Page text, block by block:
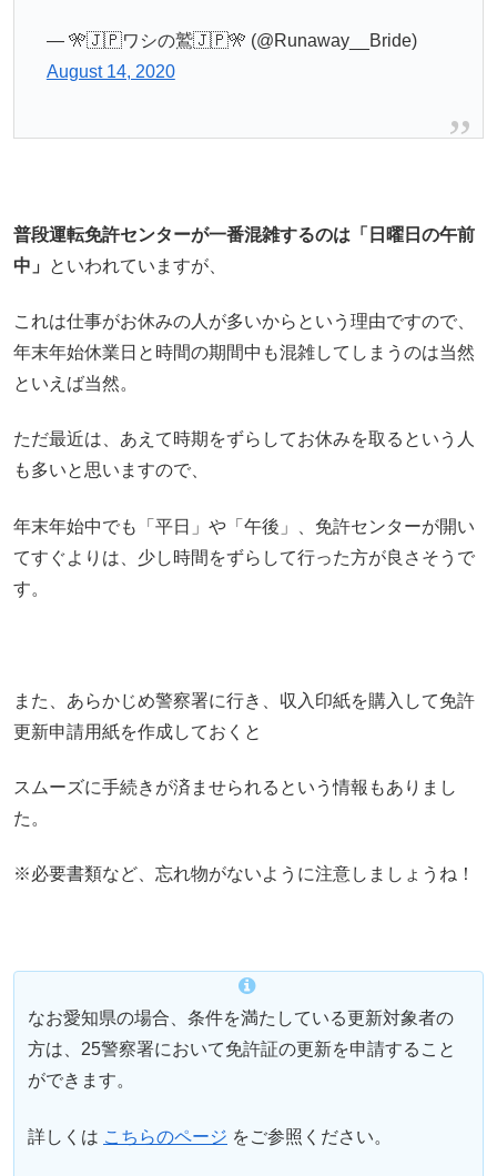
— 🎌🇯🇵ワシの鷲🇯🇵🎌 (@Runaway__Bride)
August 14, 2020
普段運転免許センターが一番混雑するのは「日曜日の午前
中」
といわれていますが、
これは仕事がお休みの人が多いからという理由ですので、
年末年始休業日と時間の期間中も混雑してしまうのは当然
といえば当然。
ただ最近は、あえて時期をずらしてお休みを取るという人
も多いと思いますので、
年末年始中でも「平日」や「午後」、免許センターが開い
てすぐよりは、少し時間をずらして行った方が良さそうで
す。
また、あらかじめ警察署に行き、収入印紙を購入して免許
更新申請用紙を作成しておくと
スムーズに手続きが済ませられるという情報もありまし
た。
※必要書類など、忘れ物がないように注意しましょうね！
なお愛知県の場合、条件を満たしている更新対象者の
方は、25警察署において免許証の更新を申請すること
ができます。
詳しくは こちらのページ をご参照ください。